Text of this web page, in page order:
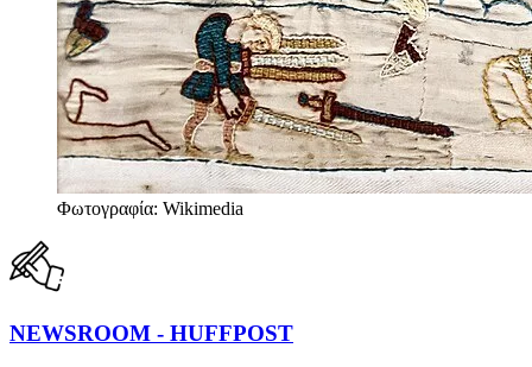
Φωτογραφία: Wikimedia
NEWSROOM - HUFFPOST